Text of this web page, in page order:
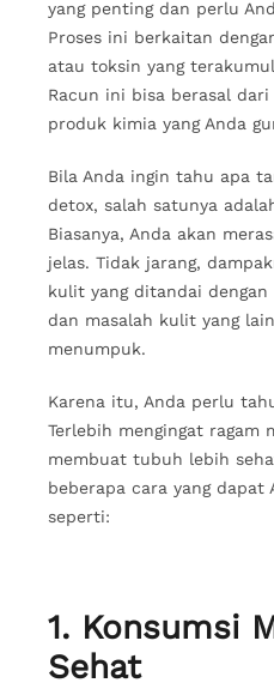
yang penting dan perlu
Proses ini berkaitan
atau toksin yang
Racun ini bisa berasal
produk kimia yang Anda
Bila Anda ingin tahu apa
detox, salah satunya
Biasanya, Anda akan
jelas. Tidak jarang,
kulit yang ditandai
dan masalah kulit yang
menumpuk.
Karena itu, Anda perlu
Terlebih mengingat ragam
membuat tubuh lebih
beberapa cara yang dapat
seperti:
1. Konsumsi
Sehat